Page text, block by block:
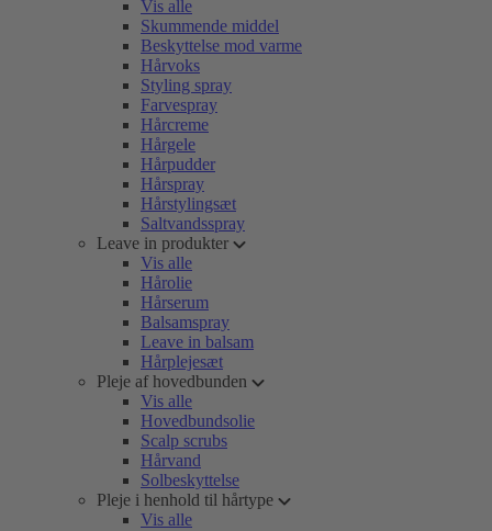
Vis alle
Skummende middel
Beskyttelse mod varme
Hårvoks
Styling spray
Farvespray
Hårcreme
Hårgele
Hårpudder
Hårspray
Hårstylingsæt
Saltvandsspray
Leave in produkter
Vis alle
Hårolie
Hårserum
Balsamspray
Leave in balsam
Hårplejesæt
Pleje af hovedbunden
Vis alle
Hovedbundsolie
Scalp scrubs
Hårvand
Solbeskyttelse
Pleje i henhold til hårtype
Vis alle